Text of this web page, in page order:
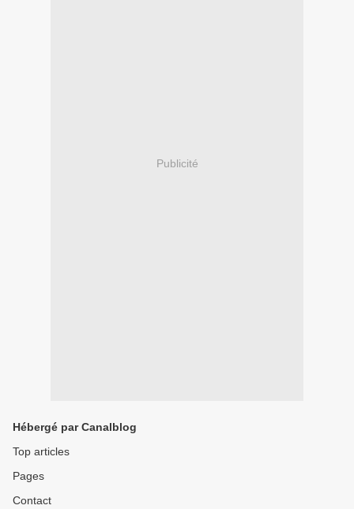
Publicité
Hébergé par Canalblog
Top articles
Pages
Contact